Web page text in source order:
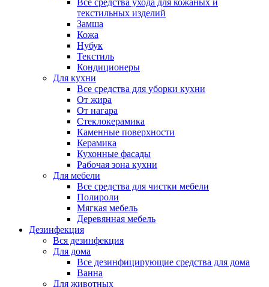
Все средства ухода для кожаных и
текстильных изделий
Замша
Кожа
Нубук
Текстиль
Кондиционеры
Для кухни
Все средства для уборки кухни
От жира
От нагара
Стеклокерамика
Каменные поверхности
Керамика
Кухонные фасады
Рабочая зона кухни
Для мебели
Все средства для чистки мебели
Полироли
Мягкая мебель
Деревянная мебель
Дезинфекция
Вся дезинфекция
Для дома
Все дезинфицирующие средства для дома
Ванна
Для животных